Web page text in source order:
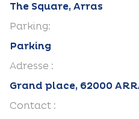
The Square, Arras
Parking:
Parking
Adresse :
Grand place, 62000
Contact :